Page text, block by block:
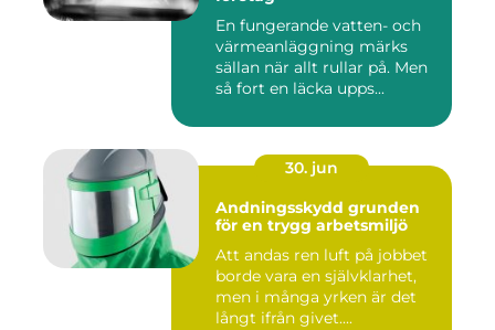
En fungerande vatten- och
värmeanläggning märks
sällan när allt rullar på. Men
så fort en läcka upps...
30. jun
Andningsskydd grunden
för en trygg arbetsmiljö
Att andas ren luft på jobbet
borde vara en självklarhet,
men i många yrken är det
långt ifrån givet....